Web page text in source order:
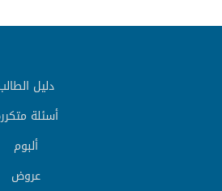
دليل
أسئلة
ألبوم
عروض